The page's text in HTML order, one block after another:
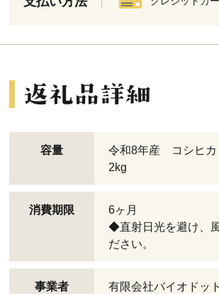
容量
令和8年産 コシヒ
2kg
消費期限
6ヶ月
◆直射日光を避け、
ださい。
事業者 有限会社バイオドッ